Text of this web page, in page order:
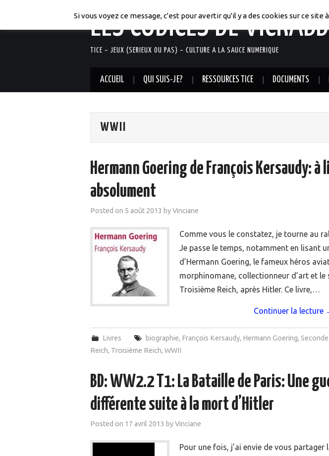
LES CODICES DE VICRABB
TICE – JEUX (SERIEUX OU PAS) – CULTURE A LA SAUCE NUMERIQUE
ACCUEIL QUI SUIS-JE? RESSOURCES TICE DOCUMENTS
WWII
Hermann Goering de François Kersaudy: à
absolument
Posted on 5 août 2013 byVinciane
Comme vous le constatez, je tourne au
Je passe le temps, notamment en lisant
d’Hermann Goering, le fameux héros
morphinomane, collectionneur d’art et le
Troisième Reich, après Hitler. Ce livre,…
Continuer la lecture
Livres biographie, François Kersaudy, Hermann Goering,
Reich, Troisième Reich, WWII
BD: WW2.2 T1: La Bataille de Paris: Une
différente suite à la mort d’Hitler
Posted on 17 avril 2013 byVinciane
Pour une fois, j’ai envie de vous partager
Si vous voyez ce message, c'est pour avertir qu'il y a des cookies sur ce